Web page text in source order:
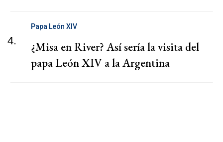
4.
Papa León XIV
¿Misa en River? Así sería la visita del
papa León XIV a la Argentina